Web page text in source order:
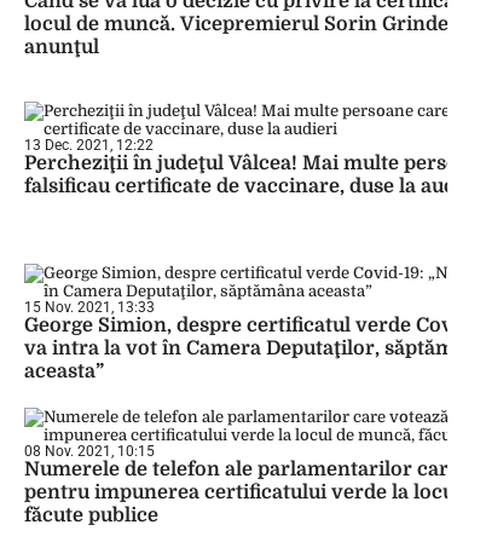
locul de muncă. Vicepremierul Sorin
anunţul
13 Dec. 2021, 12:22
Percheziţii în judeţul Vâlcea! Mai multe
falsificau certificate de vaccinare, duse la
15 Nov. 2021, 13:33
George Simion, despre certificatul verde Covid-
va intra la vot în Camera Deputaţilor,
aceasta”
08 Nov. 2021, 10:15
Numerele de telefon ale parlamentarilor care
pentru impunerea certificatului verde la locul
făcute publice